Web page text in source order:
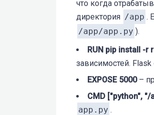
что когда
директория /app .
/app/app.py ).
RUN pip install -r
зависимостей. Flask
EXPOSE 5000–
CMD ["python", "/
app.py .